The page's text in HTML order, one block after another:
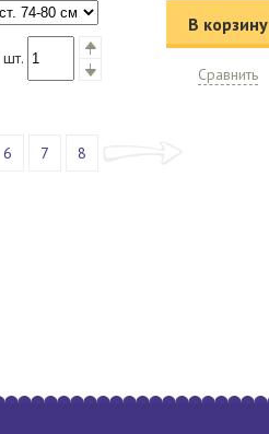
шт.
В корзину
Сравнить
6 7 8